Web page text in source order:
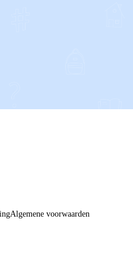
Algemene voorwaarden